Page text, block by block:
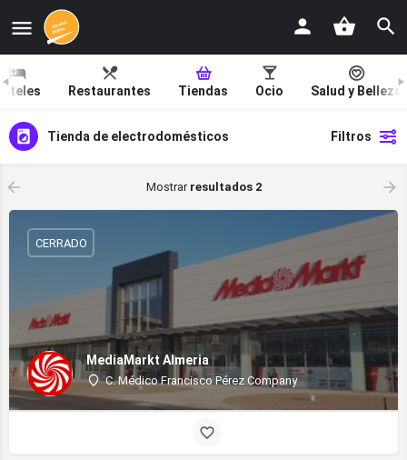
Restaurantes Tiendas Ocio Salud y Belleza
Tienda de electrodomésticos Filtros
Mostrar resultados 2
MediaMarkt Almeria
C. Médico Francisco Pérez Company
CERRADO